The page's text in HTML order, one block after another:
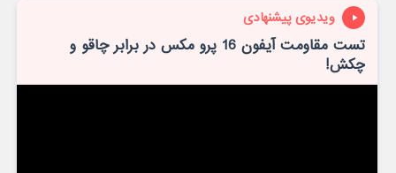
ویدیوی پیشنهادی
تست مقاومت آیفون 16 پرو مکس در برابر چاقو و
چکش!